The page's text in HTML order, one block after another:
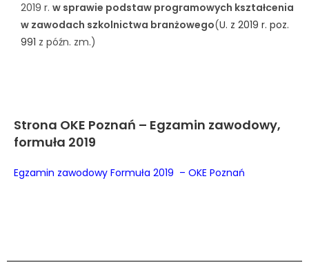
2019 r. w sprawie podstaw programowych kształcenia
w zawodach szkolnictwa branżowego(U. z 2019 r. poz.
991 z późn. zm.)
Strona OKE Poznań – Egzamin zawodowy,
formuła 2019
Egzamin zawodowy Formuła 2019 – OKE Poznań